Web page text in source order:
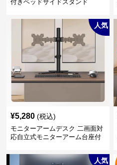
付きベッドサイドスタンド
人気
¥5,280 (税込)
モニターアームデスク 二画面対
応自立式モニターアーム台座付
人気